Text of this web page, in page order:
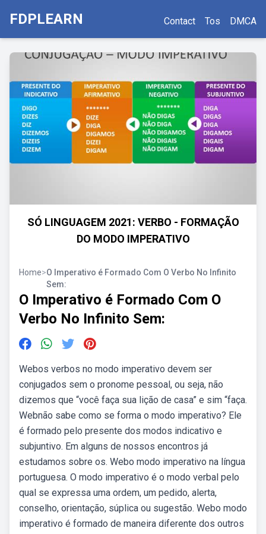
FDPLEARN Contact Tos DMCA
SÓ LINGUAGEM 2021: VERBO - FORMAÇÃO
DO MODO IMPERATIVO
Home>O Imperativo é Formado Com O Verbo No Infinito
Sem:
O Imperativo é Formado Com O
Verbo No Infinito Sem:
Webos verbos no modo imperativo devem ser
conjugados sem o pronome pessoal, ou seja, não
dizemos que “você faça sua lição de casa” e sim “faça.
Webnão sabe como se forma o modo imperativo? Ele
é formado pelo presente dos modos indicativo e
subjuntivo. Em alguns de nossos encontros já
estudamos sobre os. Webo modo imperativo na língua
portuguesa. O modo imperativo é o modo verbal pelo
qual se expressa uma ordem, um pedido, alerta,
conselho, orientação, súplica ou sugestão. Webo modo
imperativo é formado de maneira diferente dos outros